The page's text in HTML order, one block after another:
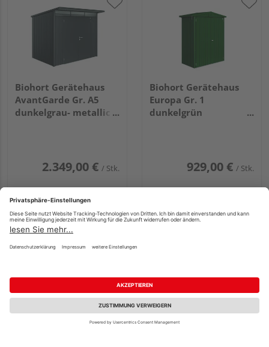
Biohort Gerätehaus
AvantGarde Gr. A5
dunkelgrau- metallic
2.349,00 € / Stk.
Biohort Gerätehaus
Europa Gr. 1
dunkelgrün
929,00 € / Stk.
Biohort Gerätehaus
Biohort Gerätehaus
Fachberatung